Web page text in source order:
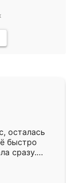
осталась
быстро
сразу.
к
Собрали